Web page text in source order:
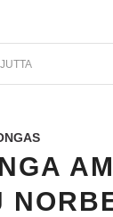
JUTTA